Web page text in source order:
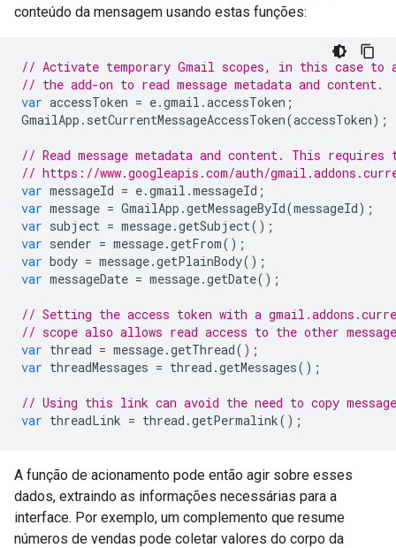
conteúdo da mensagem usando estas funções:
// Activate temporary Gmail scopes, in this case to
// the add-on to read message metadata and content.
var accessToken = e.gmail .accessToken ;
GmailApp . setCurrentMessageAccessToken(accessToken);
// Read message metadata and content. This requires
// https://www.googleapis.com/auth/
var messageId = e.gmail .messageId ;
var message = GmailApp .getMessageById(messageId);
var subject = message.getSubject();
var sender = message.getFrom();
var body = message.getPlainBody();
var messageDate = message.getDate();
// Setting the access token with a
// scope also allows read access to the other
var thread = message.getThread();
var threadMessages = thread .getMessages();
// Using this link can avoid the need to copy
var threadLink = thread .getPermalink();
A função de acionamento pode então agir sobre esses
dados, extraindo as informações necessárias para a
interface. Por exemplo, um complemento que resume
números de vendas pode coletar valores do corpo da